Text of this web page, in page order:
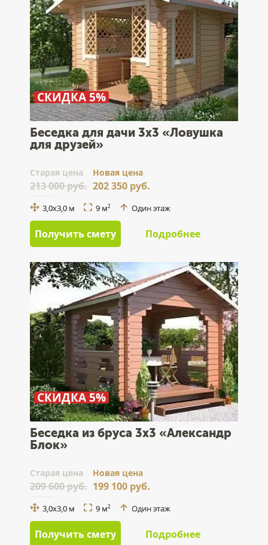
СКИДКА 5%
Беседка для дачи 3x3 «Ловушка
для друзей»
Cтарая цена
213 000 руб.
Новая цена
202 350 руб.
3,0x3,0 м 9 м2 Один этаж
Получить смету Подробнее
СКИДКА 5%
Беседка из бруса 3x3 «Александр
Блок»
Cтарая цена
209 600 руб.
Новая цена
199 100 руб.
3,0x3,0 м 9 м2 Один этаж
Получить смету Подробнее